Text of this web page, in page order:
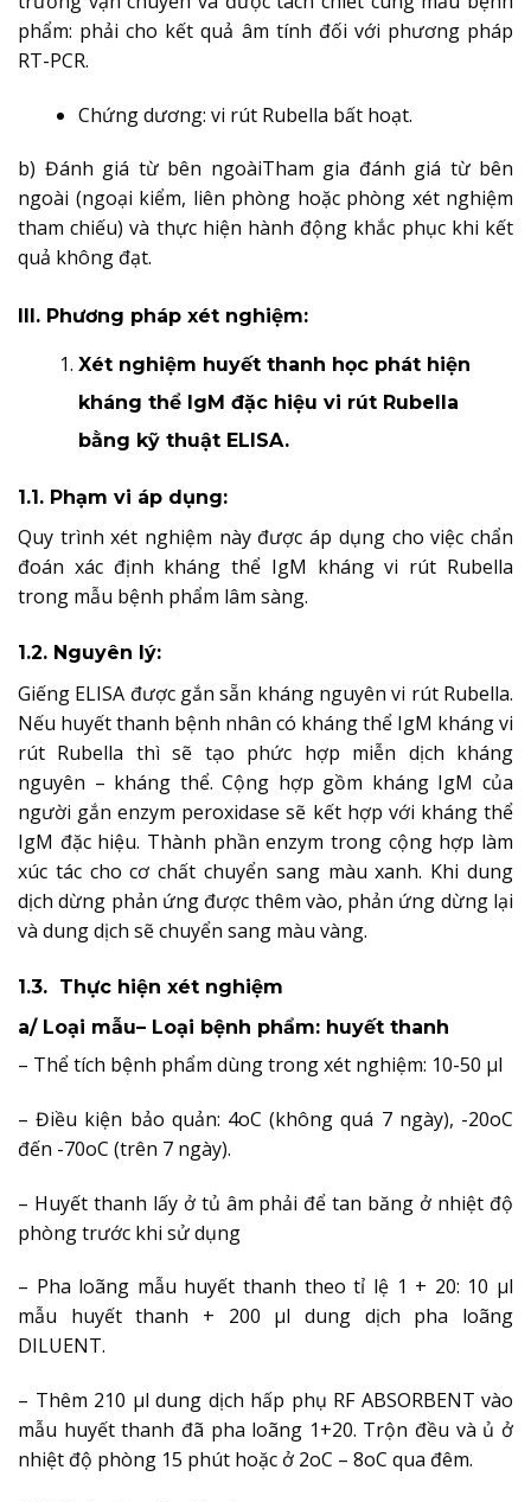
phẩm: phải cho kết quả âm tính đối với phương pháp
RT-PCR.
Chứng dương: vi rút Rubella bất hoạt.
b) Đánh giá từ bên ngoàiTham gia đánh giá từ bên
ngoài (ngoại kiểm, liên phòng hoặc phòng xét nghiệm
tham chiếu) và thực hiện hành động khắc phục khi kết
quả không đạt.
III. Phương pháp xét nghiệm:
Xét nghiệm huyết thanh học phát hiện
kháng thể IgM đặc hiệu vi rút Rubella
bằng kỹ thuật ELISA.
1.1. Phạm vi áp dụng:
Quy trình xét nghiệm này được áp dụng cho việc chẩn
đoán xác định kháng thể IgM kháng vi rút Rubella
trong mẫu bệnh phẩm lâm sàng.
1.2. Nguyên lý:
Giếng ELISA được gắn sẵn kháng nguyên vi rút Rubella.
Nếu huyết thanh bệnh nhân có kháng thể IgM kháng vi
rút Rubella thì sẽ tạo phức hợp miễn dịch kháng
nguyên – kháng thể. Cộng hợp gồm kháng IgM của
người gắn enzym peroxidase sẽ kết hợp với kháng thể
IgM đặc hiệu. Thành phần enzym trong cộng hợp làm
xúc tác cho cơ chất chuyển sang màu xanh. Khi dung
dịch dừng phản ứng được thêm vào, phản ứng dừng lại
và dung dịch sẽ chuyển sang màu vàng.
1.3. Thực hiện xét nghiệm
a/ Loại mẫu– Loại bệnh phẩm: huyết thanh
– Thể tích bệnh phẩm dùng trong xét nghiệm: 10-50 µl
– Điều kiện bảo quản: 4oC (không quá 7 ngày), -20oC
đến -70oC (trên 7 ngày).
– Huyết thanh lấy ở tủ âm phải để tan băng ở nhiệt độ
phòng trước khi sử dụng
– Pha loãng mẫu huyết thanh theo tỉ lệ 1 + 20: 10 µl
mẫu huyết thanh + 200 µl dung dịch pha loãng
DILUENT.
– Thêm 210 µl dung dịch hấp phụ RF ABSORBENT vào
mẫu huyết thanh đã pha loãng 1+20. Trộn đều và ủ ở
nhiệt độ phòng 15 phút hoặc ở 2oC – 8oC qua đêm.